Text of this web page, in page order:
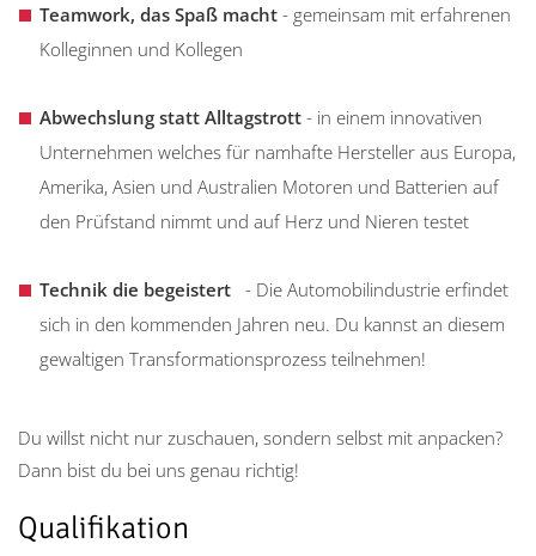
Teamwork, das Spaß macht - gemeinsam mit erfahrenen
Kolleginnen und Kollegen
Abwechslung statt Alltagstrott - in einem innovativen
Unternehmen welches für namhafte Hersteller aus Europa,
Amerika, Asien und Australien Motoren und Batterien auf
den Prüfstand nimmt und auf Herz und Nieren testet
Technik die begeistert - Die Automobilindustrie erfindet
sich in den kommenden Jahren neu. Du kannst an diesem
gewaltigen Transformationsprozess teilnehmen!
Du willst nicht nur zuschauen, sondern selbst mit anpacken?
Dann bist du bei uns genau richtig!
Qualifikation